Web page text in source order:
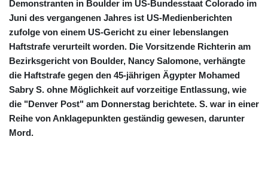
Demonstranten in Boulder im US-Bundesstaat Colorado im
Juni des vergangenen Jahres ist US-Medienberichten
zufolge von einem US-Gericht zu einer lebenslangen
Haftstrafe verurteilt worden. Die Vorsitzende Richterin am
Bezirksgericht von Boulder, Nancy Salomone, verhängte
die Haftstrafe gegen den 45-jährigen Ägypter Mohamed
Sabry S. ohne Möglichkeit auf vorzeitige Entlassung, wie
die "Denver Post" am Donnerstag berichtete. S. war in einer
Reihe von Anklagepunkten geständig gewesen, darunter
Mord.